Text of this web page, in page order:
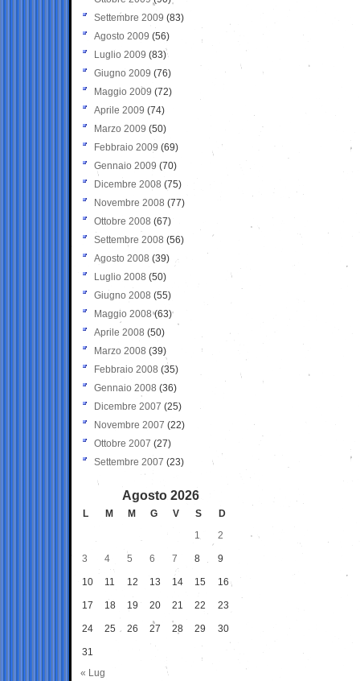
Settembre 2009 (83)
Agosto 2009 (56)
Luglio 2009 (83)
Giugno 2009 (76)
Maggio 2009 (72)
Aprile 2009 (74)
Marzo 2009 (50)
Febbraio 2009 (69)
Gennaio 2009 (70)
Dicembre 2008 (75)
Novembre 2008 (77)
Ottobre 2008 (67)
Settembre 2008 (56)
Agosto 2008 (39)
Luglio 2008 (50)
Giugno 2008 (55)
Maggio 2008(63)
Aprile 2008 (50)
Marzo 2008 (39)
Febbraio 2008 (35)
Gennaio 2008 (36)
Dicembre 2007 (25)
Novembre 2007 (22)
Ottobre 2007 (27)
Settembre 2007 (23)
Agosto 2026
L M M G V S
D
1
2
3 4 5 6 7 8 9
10 11 12 13 14 15 16
17 18 19 20 21 22 23
24 25 26 27 28 29 30
31
« Lug